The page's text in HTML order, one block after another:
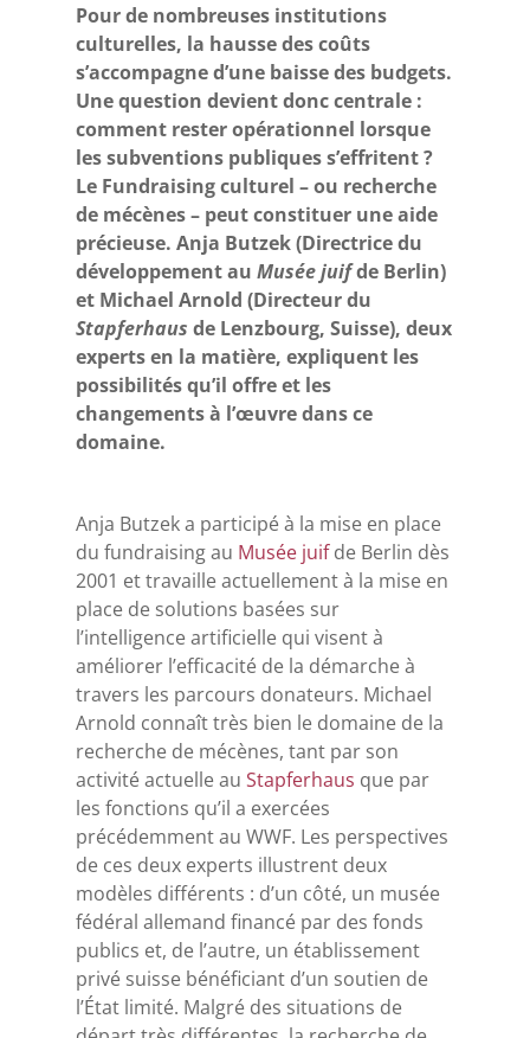
Pour de nombreuses institutions
culturelles, la hausse des coûts
s’accompagne d’une baisse des budgets.
Une question devient donc centrale :
comment rester opérationnel lorsque
les subventions publiques s’effritent ?
Le Fundraising culturel – ou recherche
de mécènes – peut constituer une aide
précieuse. Anja Butzek (Directrice du
développement auMusée juifde Berlin)
et Michael Arnold (Directeur du
Stapferhaus de Lenzbourg, Suisse), deux
experts en la matière, expliquent les
possibilités qu’il offre et les
changements à l’œuvre dans ce
domaine.
Anja Butzek a participé à la mise en place
du fundraising au Musée juifde Berlin dès
2001 et travaille actuellement à la mise en
place de solutions basées sur
l’intelligence artificielle qui visent à
améliorer l’efficacité de la démarche à
travers les parcours donateurs. Michael
Arnold connaît très bien le domaine de la
recherche de mécènes, tant par son
activité actuelle auStapferhaus que par
les fonctions qu’il a exercées
précédemment au WWF. Les perspectives
de ces deux experts illustrent deux
modèles différents : d’un côté, un musée
fédéral allemand financé par des fonds
publics et, de l’autre, un établissement
privé suisse bénéficiant d’un soutien de
l’État limité. Malgré des situations de